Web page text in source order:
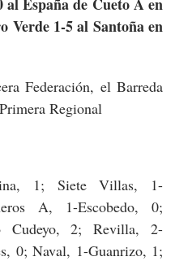
Verde 1-5 al Santoña en
Federación, el Barreda
Regional
1; Siete Villas, 1-
A, 1-Escobedo, 0;
Cudeyo, 2; Revilla, 2-
0; Naval, 1-Guanrizo, 1;